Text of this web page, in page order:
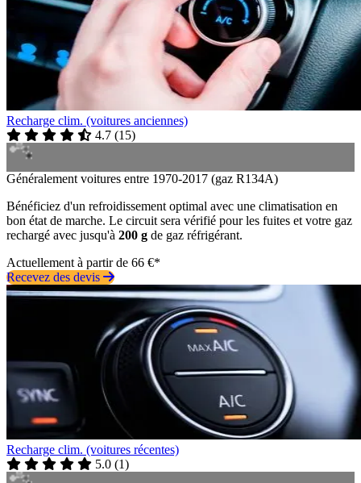
Recharge clim. (voitures anciennes)
4.7 (15)
Généralement voitures entre 1970-2017 (gaz R134A)
Bénéficiez d'un refroidissement optimal avec une climatisation en
bon état de marche. Le circuit sera vérifié pour les fuites et votre gaz
rechargé avec jusqu'à 200 g de gaz réfrigérant.
Actuellement à partir de 66 €*
Recevez des devis
Recharge clim. (voitures récentes)
5.0 (1)